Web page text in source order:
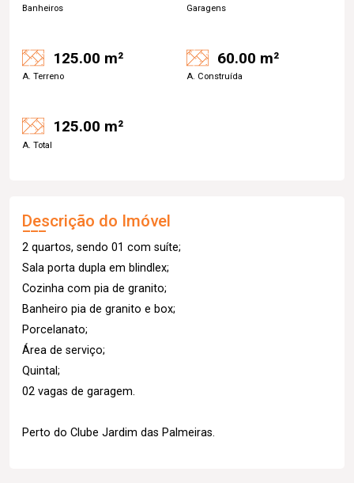
Banheiros Garagens
125.00 m²
A. Terreno
60.00 m²
A. Construída
125.00 m²
A. Total
Descrição do Imóvel
2 quartos, sendo 01 com suíte;
Sala porta dupla em blindlex;
Cozinha com pia de granito;
Banheiro pia de granito e box;
Porcelanato;
Área de serviço;
Quintal;
02 vagas de garagem.
Perto do Clube Jardim das Palmeiras.